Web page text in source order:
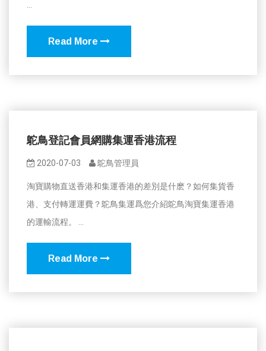
Read More
鴕鳥登記會員網購集運香港流程
2020-07-03 鴕鳥管理員
淘寶購物直送香港和集運香港的差別是什麽？如何集貨香
港、支付轉運運費？鴕鳥集運爲您介紹鴕鳥淘寶集運香港
的運輸流程。 ...
Read More